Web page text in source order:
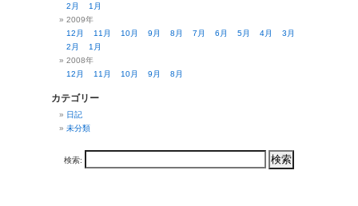
2月
1月
2009年
12月
11月 10月 9月 8月 7月 6月 5月 4月
3月
2月
1月
2008年
12月
11月 10月 9月 8月
カテゴリー
日記
未分類
検索: